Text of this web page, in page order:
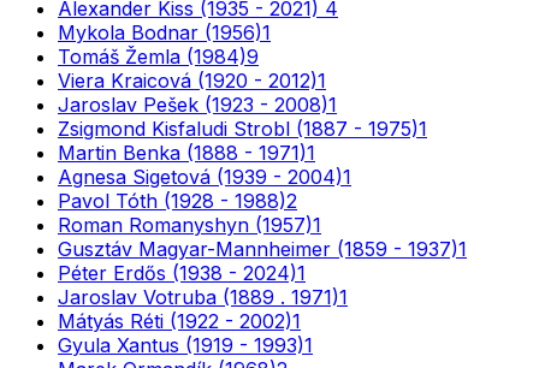
Alexander Kiss (1935 - 2021) 4
Mykola Bodnar (1956)1
Tomáš Žemla (1984)9
Viera Kraicová (1920 - 2012)1
Jaroslav Pešek (1923 - 2008)1
Zsigmond Kisfaludi Strobl (1887 - 1975)1
Martin Benka (1888 - 1971)1
Agnesa Sigetová (1939 - 2004)1
Pavol Tóth (1928 - 1988)2
Roman Romanyshyn (1957)1
Gusztáv Magyar-Mannheimer (1859 - 1937)1
Péter Erdős (1938 - 2024)1
Jaroslav Votruba (1889 . 1971)1
Mátyás Réti (1922 - 2002)1
Gyula Xantus (1919 - 1993)1